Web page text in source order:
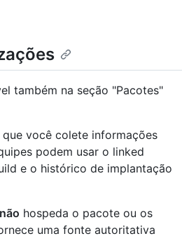
também na seção "Pacotes"
você colete informações
podem usar o linked
e o histórico de implantação
não hospeda o pacote ou os
uma fonte autoritativa